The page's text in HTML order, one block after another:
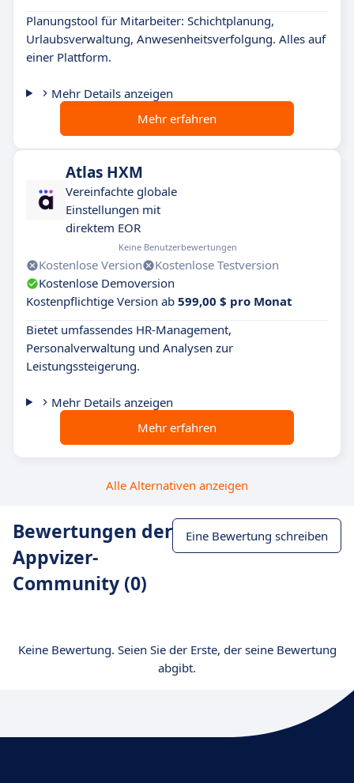
Planungstool für Mitarbeiter: Schichtplanung,
Urlaubsverwaltung, Anwesenheitsverfolgung. Alles auf
einer Plattform.
Mehr Details anzeigen
Mehr erfahren
Atlas HXM
Vereinfachte globale
Einstellungen mit
direktem EOR
Keine Benutzerbewertungen
Kostenlose Version
Kostenlose Testversion
Kostenlose Demoversion
Kostenpflichtige Version ab 599,00 $ pro Monat
Bietet umfassendes HR-Management,
Personalverwaltung und Analysen zur
Leistungssteigerung.
Mehr Details anzeigen
Mehr erfahren
Alle Alternativen anzeigen
Bewertungen der
Appvizer-
Community (0)
Eine Bewertung schreiben
Keine Bewertung. Seien Sie der Erste, der seine Bewertung
abgibt.